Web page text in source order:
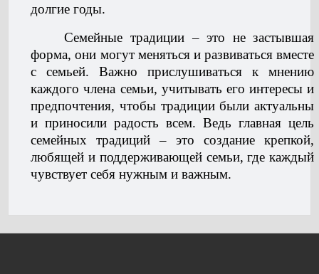
долгие годы.
Семейные традиции – это не застывшая
форма, они могут меняться и развиваться вместе
с семьей. Важно прислушиваться к мнению
каждого члена семьи, учитывать его интересы и
предпочтения, чтобы традиции были актуальны
и приносили радость всем. Ведь главная цель
семейных традиций – это создание крепкой,
любящей и поддерживающей семьи, где каждый
чувствует себя нужным и важным.